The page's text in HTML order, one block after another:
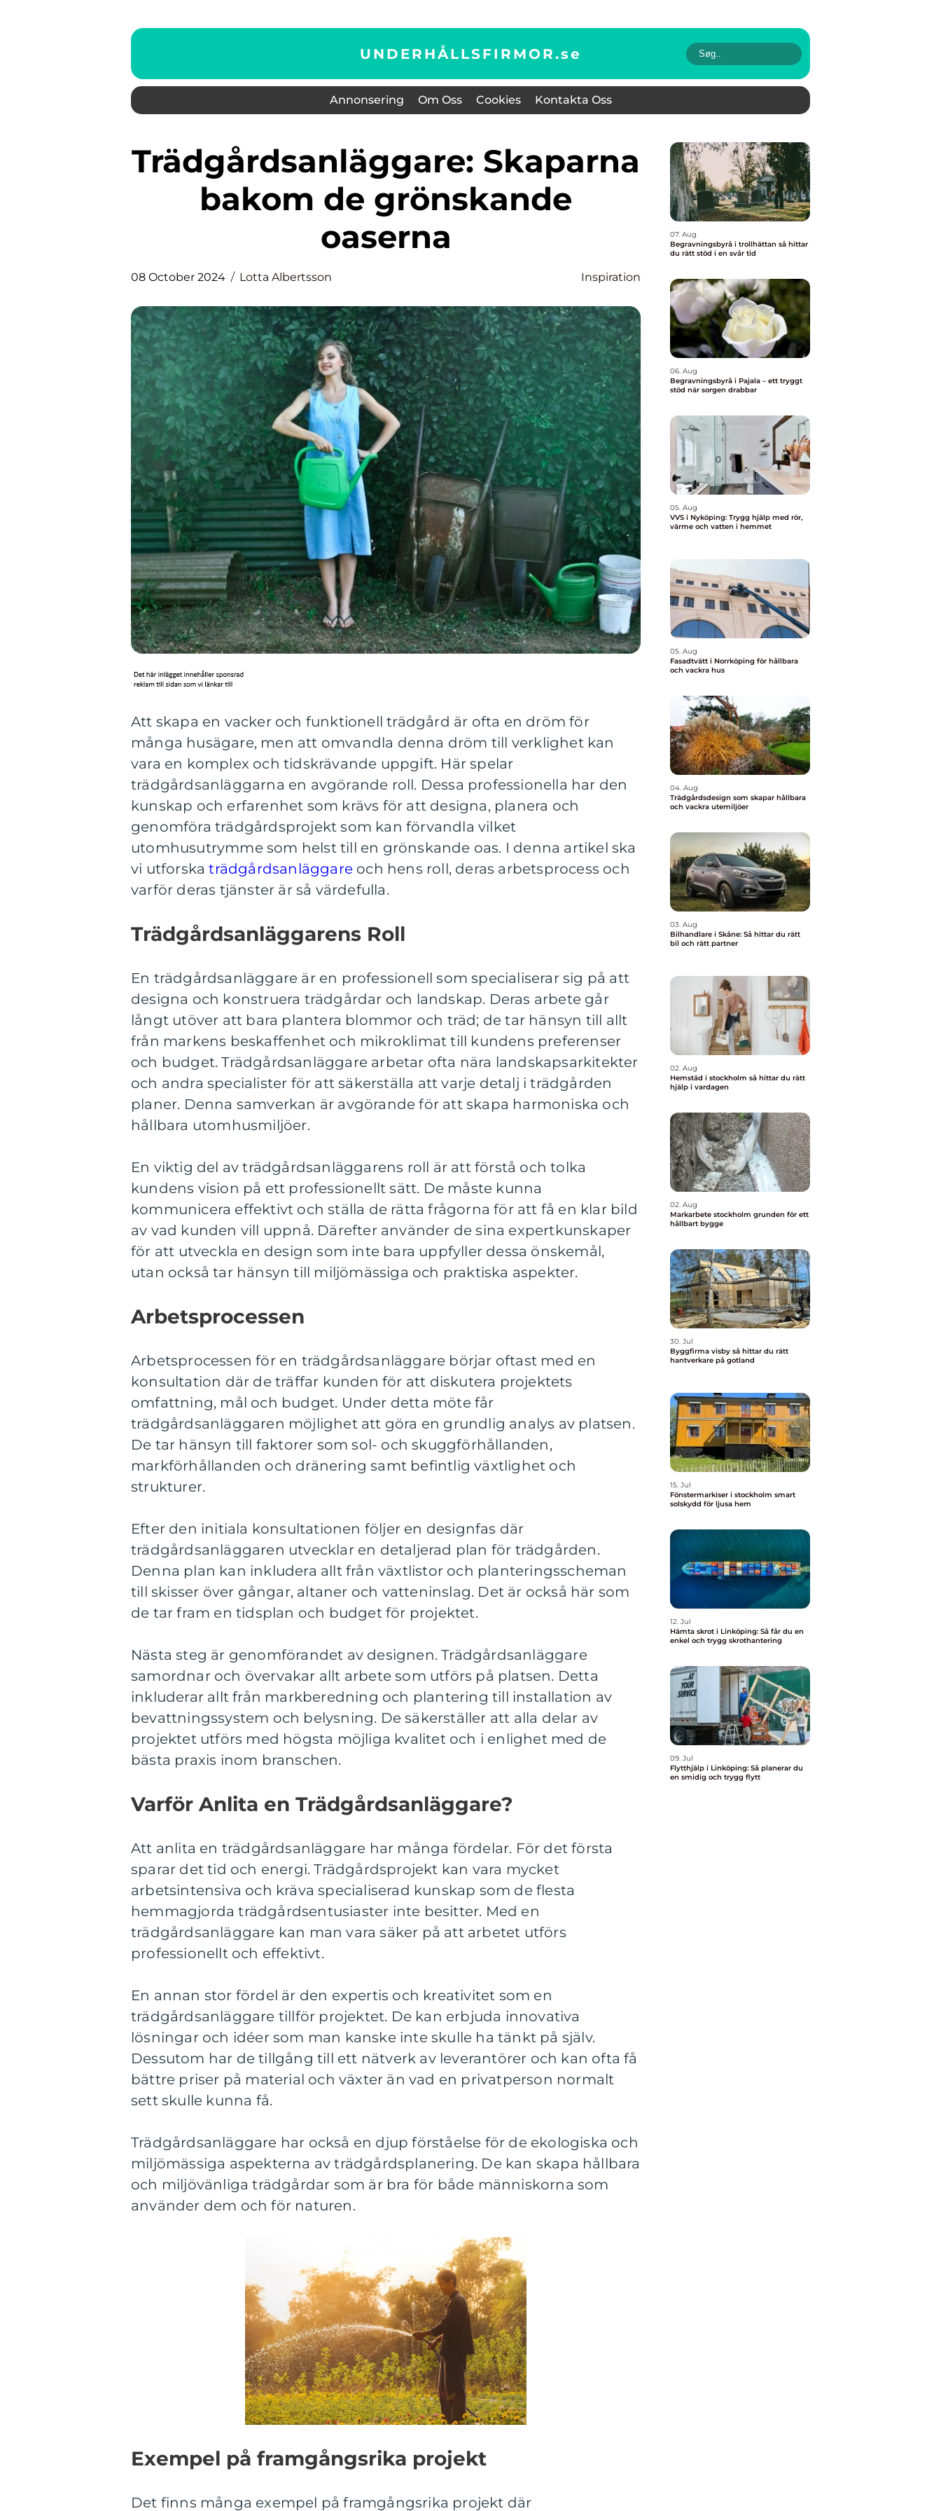
UNDERHÅLLSFIRMOR.se
Annonsering Om Oss Cookies Kontakta Oss
Trädgårdsanläggare: Skaparna
bakom de grönskande
oaserna
08 October 2024 Lotta Albertsson Inspiration
Att skapa en vacker och funktionell trädgård är ofta en dröm för
många husägare, men att omvandla denna dröm till verklighet kan
vara en komplex och tidskrävande uppgift. Här spelar
trädgårdsanläggarna en avgörande roll. Dessa professionella har den
kunskap och erfarenhet som krävs för att designa, planera och
genomföra trädgårdsprojekt som kan förvandla vilket
utomhusutrymme som helst till en grönskande oas. I denna artikel ska
vi utforskaträdgårdsanläggare och hens roll, deras arbetsprocess och
varför deras tjänster är så värdefulla.
Trädgårdsanläggarens Roll
En trädgårdsanläggare är en professionell som specialiserar sig på att
designa och konstruera trädgårdar och landskap. Deras arbete går
långt utöver att bara plantera blommor och träd; de tar hänsyn till allt
från markens beskaffenhet och mikroklimat till kundens preferenser
och budget. Trädgårdsanläggare arbetar ofta nära landskapsarkitekter
och andra specialister för att säkerställa att varje detalj i trädgården
planer. Denna samverkan är avgörande för att skapa harmoniska och
hållbara utomhusmiljöer.
En viktig del av trädgårdsanläggarens roll är att förstå och tolka
kundens vision på ett professionellt sätt. De måste kunna
kommunicera effektivt och ställa de rätta frågorna för att få en klar bild
av vad kunden vill uppnå. Därefter använder de sina expertkunskaper
för att utveckla en design som inte bara uppfyller dessa önskemål,
utan också tar hänsyn till miljömässiga och praktiska aspekter.
Arbetsprocessen
Arbetsprocessen för en trädgårdsanläggare börjar oftast med en
konsultation där de träffar kunden för att diskutera projektets
omfattning, mål och budget. Under detta möte får
trädgårdsanläggaren möjlighet att göra en grundlig analys av platsen.
De tar hänsyn till faktorer som sol- och skuggförhållanden,
markförhållanden och dränering samt befintlig växtlighet och
strukturer.
Efter den initiala konsultationen följer en designfas där
trädgårdsanläggaren utvecklar en detaljerad plan för trädgården.
Denna plan kan inkludera allt från växtlistor och planteringsscheman
till skisser över gångar, altaner och vatteninslag. Det är också här som
de tar fram en tidsplan och budget för projektet.
Nästa steg är genomförandet av designen. Trädgårdsanläggare
samordnar och övervakar allt arbete som utförs på platsen. Detta
inkluderar allt från markberedning och plantering till installation av
bevattningssystem och belysning. De säkerställer att alla delar av
projektet utförs med högsta möjliga kvalitet och i enlighet med de
bästa praxis inom branschen.
Varför Anlita en Trädgårdsanläggare?
Att anlita en trädgårdsanläggare har många fördelar. För det första
sparar det tid och energi. Trädgårdsprojekt kan vara mycket
arbetsintensiva och kräva specialiserad kunskap som de flesta
hemmagjorda trädgårdsentusiaster inte besitter. Med en
trädgårdsanläggare kan man vara säker på att arbetet utförs
professionellt och effektivt.
En annan stor fördel är den expertis och kreativitet som en
trädgårdsanläggare tillför projektet. De kan erbjuda innovativa
lösningar och idéer som man kanske inte skulle ha tänkt på själv.
Dessutom har de tillgång till ett nätverk av leverantörer och kan ofta få
bättre priser på material och växter än vad en privatperson normalt
sett skulle kunna få.
Trädgårdsanläggare har också en djup förståelse för de ekologiska och
miljömässiga aspekterna av trädgårdsplanering. De kan skapa hållbara
och miljövänliga trädgårdar som är bra för både människorna som
använder dem och för naturen.
Exempel på framgångsrika projekt
Det finns många exempel på framgångsrika projekt där
07. Aug
Begravningsbyrå i trollhättan så hittar
du rätt stöd i en svår tid
06. Aug
Begravningsbyrå i Pajala – ett tryggt
stöd när sorgen drabbar
05. Aug
VVS i Nyköping: Trygg hjälp med rör,
värme och vatten i hemmet
05. Aug
Fasadtvätt i Norrköping för hållbara
och vackra hus
04. Aug
Trädgårdsdesign som skapar hållbara
och vackra utemiljöer
03. Aug
Bilhandlare i Skåne: Så hittar du rätt
bil och rätt partner
02. Aug
Hemstäd i stockholm så hittar du rätt
hjälp i vardagen
02. Aug
Markarbete stockholm grunden för ett
hållbart bygge
30. Jul
Byggfirma visby så hittar du rätt
hantverkare på gotland
15. Jul
Fönstermarkiser i stockholm smart
solskydd för ljusa hem
12. Jul
Hämta skrot i Linköping: Så får du en
enkel och trygg skrothantering
09. Jul
Flytthjälp i Linköping: Så planerar du
en smidig och trygg flytt